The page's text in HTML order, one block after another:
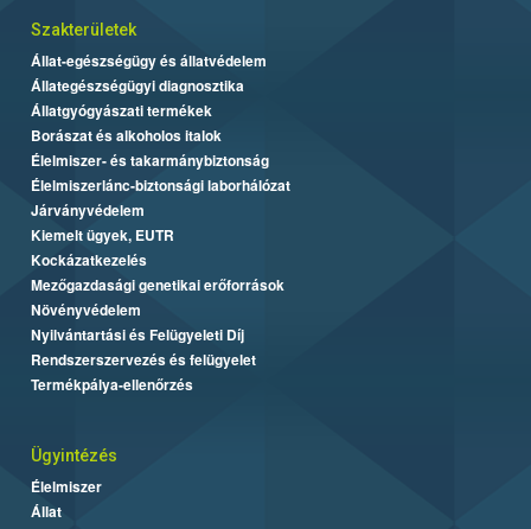
Szakterületek
Állat-egészségügy és állatvédelem
Állategészségügyi diagnosztika
Állatgyógyászati termékek
Borászat és alkoholos italok
Élelmiszer- és takarmánybiztonság
Élelmiszerlánc-biztonsági laborhálózat
Járványvédelem
Kiemelt ügyek, EUTR
Kockázatkezelés
Mezőgazdasági genetikai erőforrások
Növényvédelem
Nyilvántartási és Felügyeleti Díj
Rendszerszervezés és felügyelet
Termékpálya-ellenőrzés
Ügyintézés
Élelmiszer
Állat